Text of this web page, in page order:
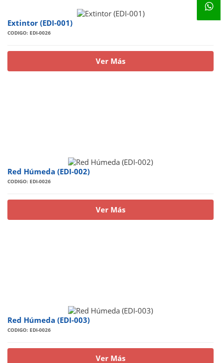
Extintor (EDI-001)
CODIGO: EDI-0026
Ver Más
Red Húmeda (EDI-002)
CODIGO: EDI-0026
Ver Más
Red Húmeda (EDI-003)
CODIGO: EDI-0026
Ver Más